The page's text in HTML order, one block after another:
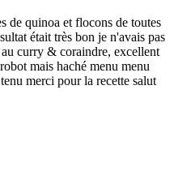
de quinoa et flocons de toutes
était très bon je n'avais pas
au curry & coraindre, excellent
mais haché menu menu
merci pour la recette salut